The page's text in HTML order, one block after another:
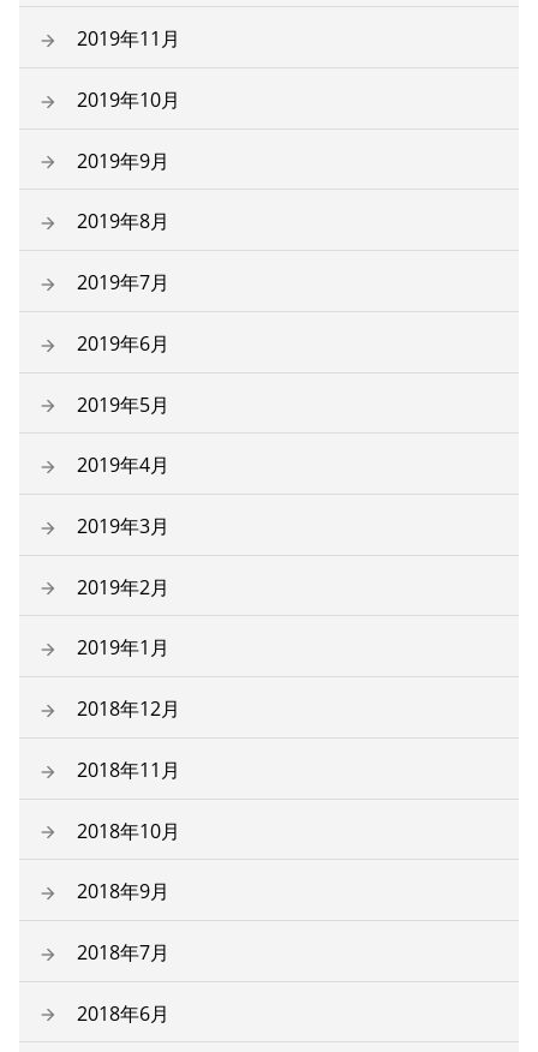
2019年11月
2019年10月
2019年9月
2019年8月
2019年7月
2019年6月
2019年5月
2019年4月
2019年3月
2019年2月
2019年1月
2018年12月
2018年11月
2018年10月
2018年9月
2018年7月
2018年6月